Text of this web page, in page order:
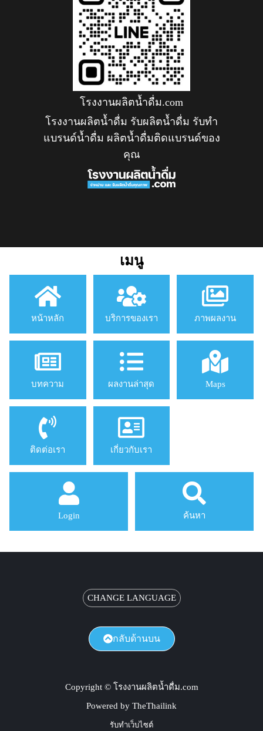
โรงงานผลิตน้ำดื่ม.com
โรงงานผลิตน้ำดื่ม รับผลิตน้ำดื่ม รับทำ
แบรนด์น้ำดื่ม ผลิตน้ำดื่มติดแบรนด์ของ
คุณ
เมนู
หน้าหลัก บริการของเรา ภาพผลงาน
บทความ ผลงานล่าสุด Maps
ติดต่อเรา เกี่ยวกับเรา
Login ค้นหา
Copyright © โรงงานผลิตน้ำดื่ม.com
Powered by TheThailink
รับทำเว็บไซต์
CHANGE LANGUAGE
กลับด้านบน